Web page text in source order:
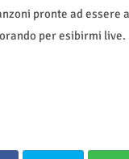
pronte ad essere
per esibirmi live.